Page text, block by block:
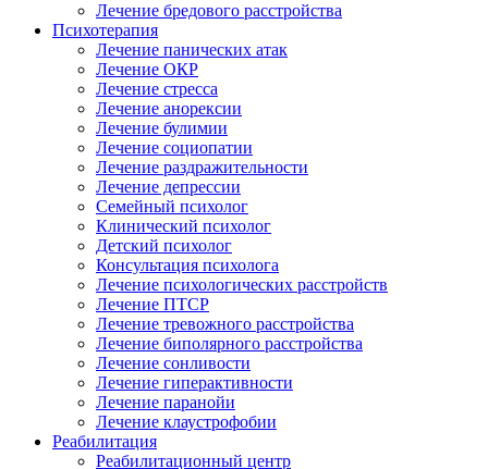
Лечение бредового расстройства
Психотерапия
Лечение панических атак
Лечение ОКР
Лечение стресса
Лечение анорексии
Лечение булимии
Лечение социопатии
Лечение раздражительности
Лечение депрессии
Семейный психолог
Клинический психолог
Детский психолог
Консультация психолога
Лечение психологических расстройств
Лечение ПТСР
Лечение тревожного расстройства
Лечение биполярного расстройства
Лечение сонливости
Лечение гиперактивности
Лечение паранойи
Лечение клаустрофобии
Реабилитация
Реабилитационный центр